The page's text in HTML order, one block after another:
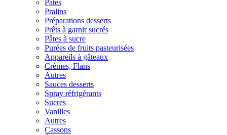
Pâtes
Pralins
Préparations desserts
Prêts à garnir sucrés
Pâtes à sucre
Purées de fruits pasteurisées
Appareils à gâteaux
Crèmes, Flans
Autres
Sauces desserts
Spray réfrigérants
Sucres
Vanilles
Autres
Cassons